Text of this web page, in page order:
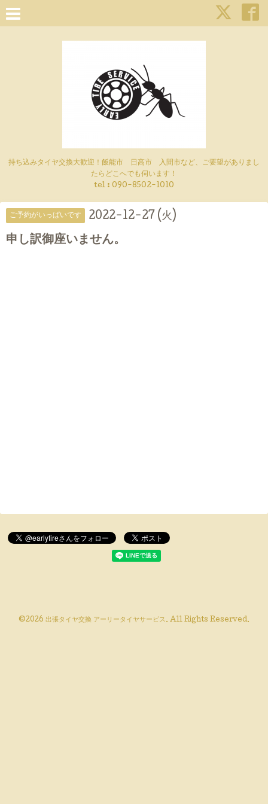
持ち込みタイヤ交換大歓迎！飯能市 日高市 入間市など、ご要望がありまし
たらどこへでも伺います！
tel : 090-8502-1010
ご予約がいっぱいです 2022-12-27 (火)
申し訳御座いません。
©2026 出張タイヤ交換 アーリータイヤサービス. All Rights Reserved.